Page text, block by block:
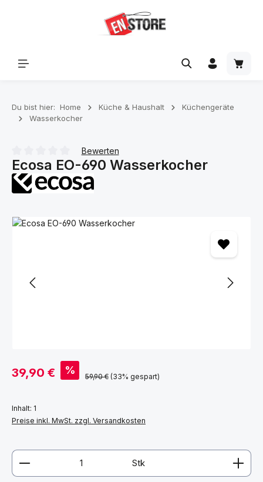
Du bist hier: Home Küche & Haushalt
Küchengeräte
Wasserkocher
Durchschnittliche Bewertung von 0 von 5 Sternen
Bewerten
Ecosa EO-690 Wasserkocher
Bildergalerie überspringen
Verkaufspreis:
39,90 € % Regulärer Preis:
59,90 € (33% gespart)
Inhalt: 1
Preise inkl. MwSt. zzgl. Versandkosten
Produkt Anzahl: Gib den gewünschten Wert ein
Stk